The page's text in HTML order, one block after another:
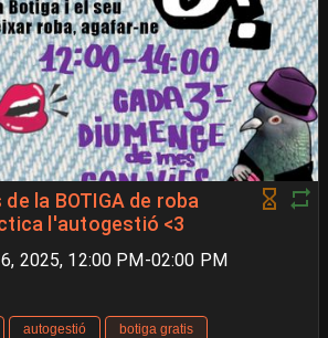
la BOTIGA de roba
l'autogestió <3
2025, 12:00 PM-02:00 PM
autogestió
botiga gratis